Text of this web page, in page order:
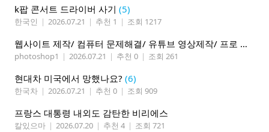
k팝 콘서트 드라이버 사기 (5)
한국인 | 2026.07.21 | 추천 1 | 조회 1217
웹사이트 제작/ 컴퓨터 문제해결/ 유튜브 영상제작/ 프로 사진촬영
photoshop1 | 2026.07.21 | 추천 0 | 조회 261
현대차 미국에서 망했나요? (6)
한국차 | 2026.07.21 | 추천 0 | 조회 909
프랑스 대통령 내외도 감탄한 비리에스
칼있으마 | 2026.07.20 | 추천 4 | 조회 721